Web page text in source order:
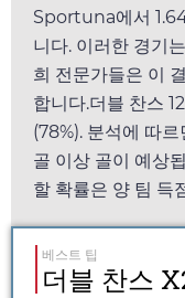
Sportuna에서
니다. 이러한 경기
희 전문가들은 이
합니다.더블 찬스
(78%). 분석에 따
골 이상 골이 예상
할 확률은 양 팀 득
베스트 팁
더블 찬스